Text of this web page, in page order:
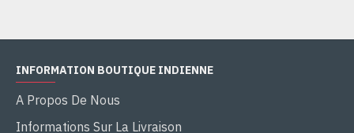
INFORMATION BOUTIQUE INDIENNE
A Propos De Nous
Informations Sur La Livraison